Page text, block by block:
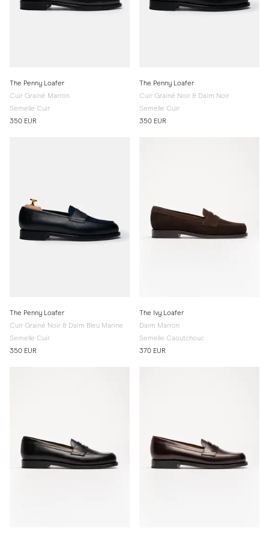
The Penny Loafer
Cuir Grainé Marron
Semelle Cuir
350 EUR
The Penny Loafer
Cuir Grainé Noir & Daim Noir
Semelle Cuir
350 EUR
The Penny Loafer
Cuir Grainé Noir & Daim Bleu Marine
Semelle Cuir
350 EUR
The Ivy Loafer
Daim Marron
Semelle Caoutchouc
370 EUR